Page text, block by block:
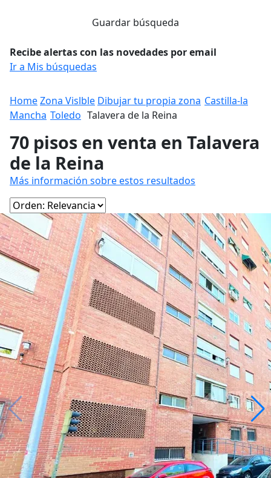
Guardar búsqueda
Recibe alertas con las novedades por email
Ir a Mis búsquedas
HomeZona Vislble Dibujar tu propia zona Castilla-la
Mancha Toledo Talavera de la Reina
70 pisos en venta en Talavera
de la Reina
Más información sobre estos resultados